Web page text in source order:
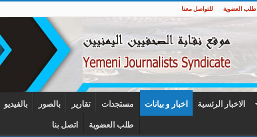
طلب العضوية للتواصل معنا
الاخبار الرئسية اخبار و بيانات مستجدات تقارير بالصور بالفيديو
طلب العضوية اتصل بنا